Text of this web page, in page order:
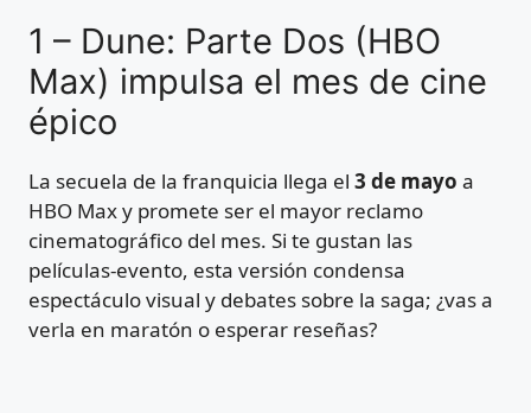
1 – Dune: Parte Dos (HBO
Max) impulsa el mes de cine
épico
La secuela de la franquicia llega el 3 de mayo a
HBO Max y promete ser el mayor reclamo
cinematográfico del mes. Si te gustan las
películas-evento, esta versión condensa
espectáculo visual y debates sobre la saga; ¿vas a
verla en maratón o esperar reseñas?